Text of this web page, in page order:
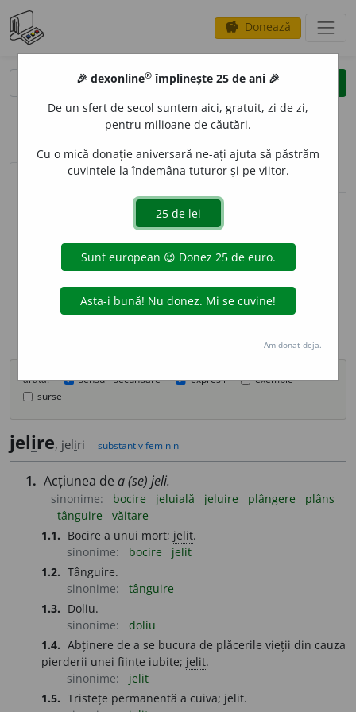
savings Donează
clear
opțiuni
sinteza definițiilor (1) definiții (13) declinări
info
Aceste definiții sunt compilate de
echipa dexonline. Definițiile
originale se află pe filadefiniții.
preferințe
arată: sensuri secundare expresii
exemple
surse
jelire, jeliri substantiv feminin
1. Acțiunea de a (se) jeli.
sinonime: bocire jeluială jeluire plângere
plâns
tânguire
văitare
1.1. Bocire a unui mort; jelit.
sinonime:
bocire
jelit
1.2. Tânguire.
sinonime:
tânguire
1.3. Doliu.
sinonime:
doliu
1.4. Abținere de a se bucura de plăcerile vieții din cauza
pierderii unei ființe iubite; jelit.
sinonime:
jelit
1.5. Tristețe permanentă a cuiva; jelit.
🎉 dexonline® împlinește 25 de ani 🎉
De un sfert de secol suntem aici, gratuit, zi de zi,
pentru milioane de căutări.
Cu o mică donație aniversară ne-ați ajuta să păstrăm
cuvintele la îndemâna tuturor și pe viitor.
Am donat deja.